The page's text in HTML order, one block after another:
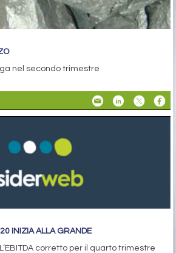
nel secondo trimestre
INIZIA ALLA GRANDE
corretto per il quarto trimestre